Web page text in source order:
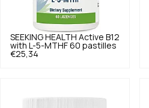
SEEKING HEALTH Active B12
with L-5-MTHF 60 pastilles
€25,34